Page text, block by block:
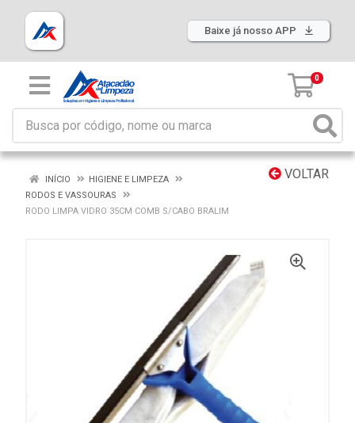
Baixe já nosso APP
0
VOLTAR
INÍCIO
HIGIENE E LIMPEZA
RODOS E VASSOURAS
RODO LIMPA VIDRO 35CM COMB S/CABO BRALIM